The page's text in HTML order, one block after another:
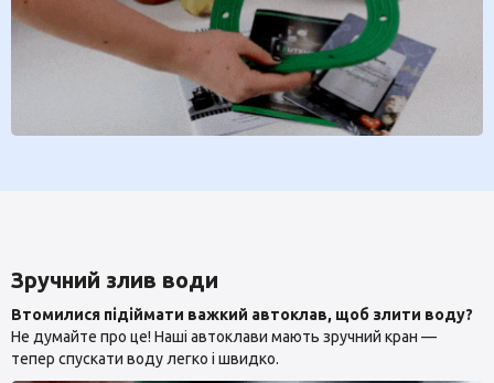
Зручний злив води
Втомилися підіймати важкий автоклав, щоб злити воду?
Не думайте про це! Наші автоклави мають зручний кран —
тепер спускати воду легко і швидко.